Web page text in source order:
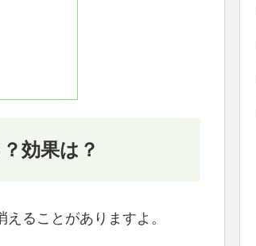
効果は？
ることがありますよ。